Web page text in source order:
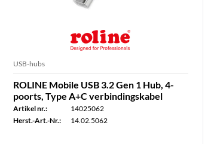
USB-hubs
ROLINE Mobile USB 3.2 Gen 1 Hub, 4-
poorts, Type A+C verbindingskabel
Artikel nr.:
14025062
Herst.-Art.-Nr.:
14.02.5062